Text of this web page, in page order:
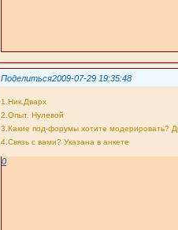
Поделиться2009-07-29 19:35:48
1.Ник.Дварх
2.Опыт. Нулевой
3.Какие под-форумы хотите модерировать?
4.Связь с вами? Указана в анкете
0